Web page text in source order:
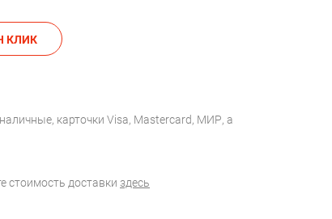
ОДИН КЛИК
карточки Visa, Mastercard, МИР, а
стоимость доставки здесь